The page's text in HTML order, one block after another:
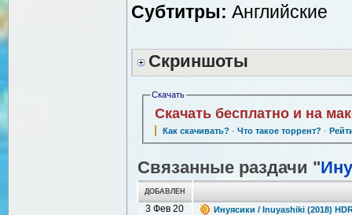
Субтитры: Английские
Скриншоты
Скачать
Скачать бесплатно и на
Как скачивать? · Что такое торрент? ·
Связанные раздачи "
ДОБАВЛЕН
3 Фев 20 Инуясики / Inuyashiki (2018)